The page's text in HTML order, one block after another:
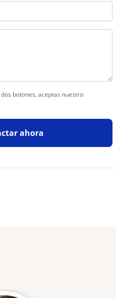
botones, aceptas nuestro
ahora